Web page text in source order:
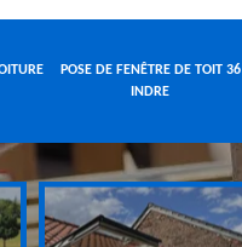
POSE DE FENÊTRE DE TOIT 36
INDRE